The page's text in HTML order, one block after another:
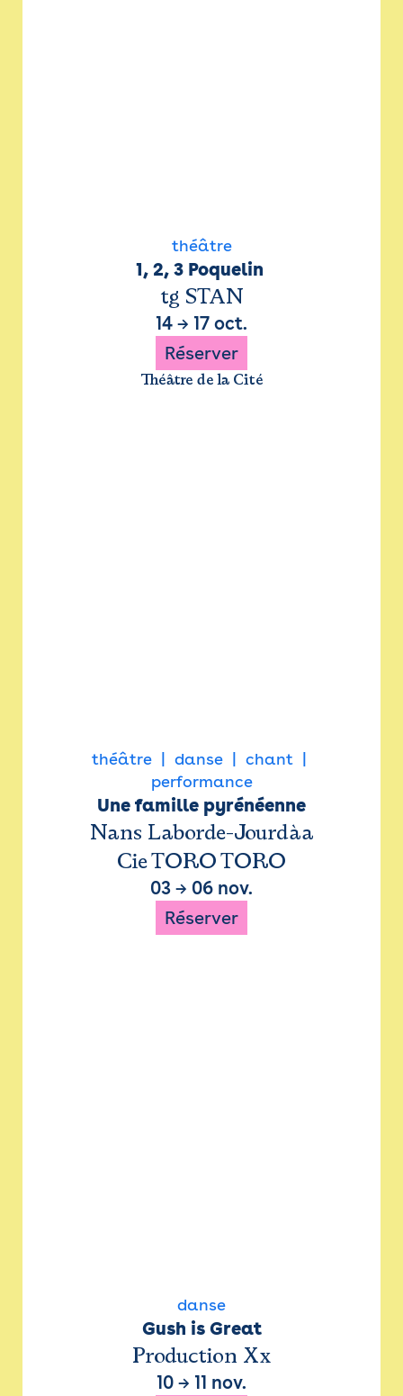
théâtre
1, 2, 3 Poquelin
tg STAN
14 → 17 oct.
Réserver
Théâtre de la Cité
théâtre danse
chant
performance
Une famille pyrénéenne
Nans Laborde-Jourdàa
Cie TORO TORO
03 → 06 nov.
Réserver
danse
Gush is Great
Production Xx
10 → 11 nov.